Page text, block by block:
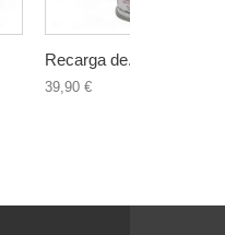
Recarga de...
39,90 €